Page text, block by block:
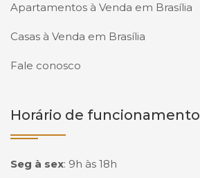
Apartamentos à Venda em Brasília
Casas à Venda em Brasília
Fale conosco
Horário de funcionamento
Seg à sex: 9h às 18h